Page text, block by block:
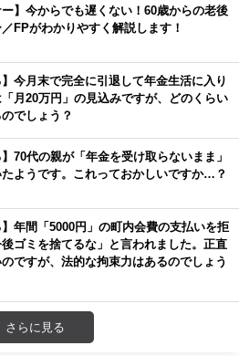
ー】今からでも遅くない！60歳からの老後
FPがわかりやすく解説します！
】今月末で完全に引退して年金生活に入り
「月20万円」の見込みですが、どのくらい
でしょう？
】70代の親が「年金を受け取らないまま」
ようです。これっておかしいですか…？
】年間「5000円」の町内会費の支払いを拒
ゴミを捨てるな」と言われました。正直
ですが、法的な拘束力はあるのでしょう
さらに見る